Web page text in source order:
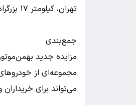
تهران، کیلومتر ۱۷ بزرگراه شهید متوسلیان (بزرگراه فتح)، محل مزایده محصولات شرکت بهمن‌موتور
جمع‌بندی
مزایده جدید
مجموعه‌ای از
می‌تواند برای